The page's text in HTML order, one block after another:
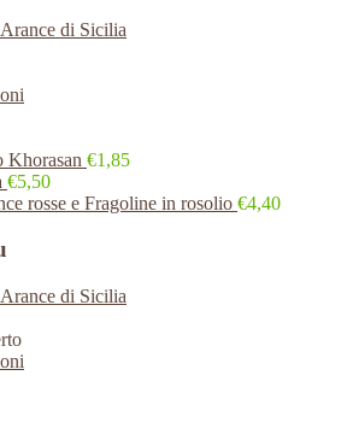
di Sicilia
Khorasan €1,85
€5,50
rosse e Fragoline in rosolio €4,40
di Sicilia